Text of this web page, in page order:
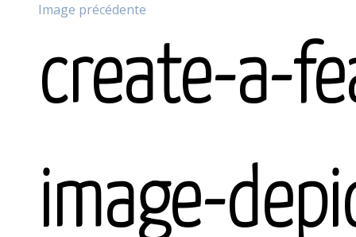
Image précédente
create-a-
image-